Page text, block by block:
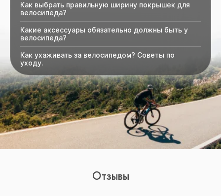
Как выбрать правильную ширину покрышек для
велосипеда?
Какие аксессуары обязательно должны быть у
велосипеда?
Как ухаживать за велосипедом? Советы по
уходу.
Отзывы